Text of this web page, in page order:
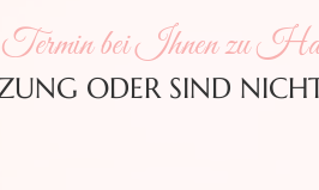
bei Ihnen zu
ODER SIND